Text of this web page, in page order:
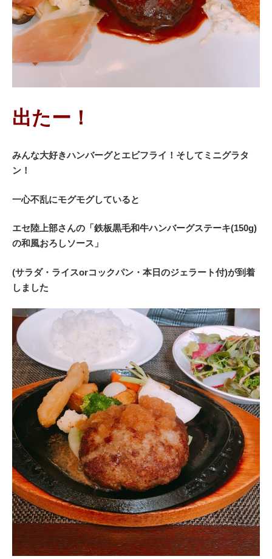
出たー！
みんな大好きハンバーグとエビフライ！そしてミニグラタ
ン！
一心不乱にモグモグしていると
エセ陸上部さんの「鉄板黒毛和牛ハンバーグステーキ(150g)
の和風おろしソース」
(サラダ・ライスorコックパン・本日のジェラート付)が到着
しました